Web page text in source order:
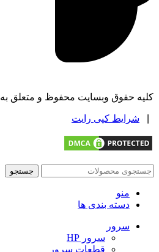
کلیه حقوق وبسایت محفوظ و متعلق به
شرایط کپی رایت
جستجو
منو
دسته بندی ها
سرور
سرور HP
قطعات سرور